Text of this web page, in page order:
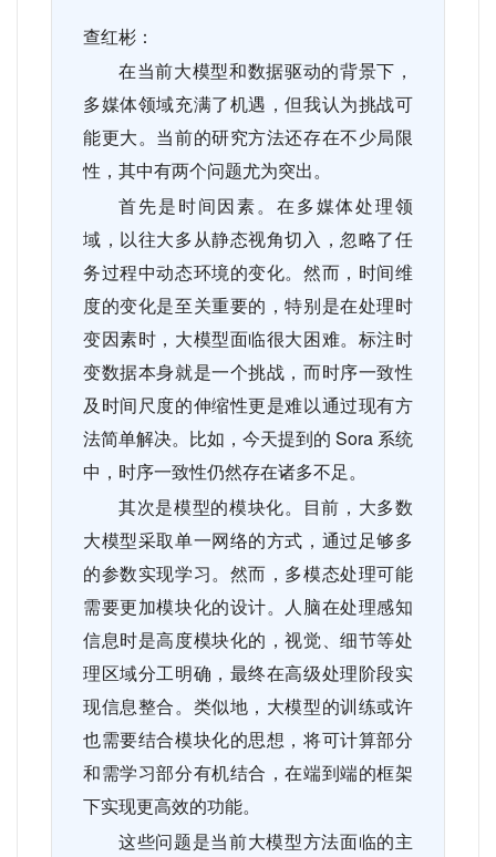
查红彬：
在当前大模型和数据驱动的背景下，
多媒体领域充满了机遇，但我认为挑战可
能更大。当前的研究方法还存在不少局限
性，其中有两个问题尤为突出。
首先是时间因素。在多媒体处理领
域，以往大多从静态视角切入，忽略了任
务过程中动态环境的变化。然而，时间维
度的变化是至关重要的，特别是在处理时
变因素时，大模型面临很大困难。标注时
变数据本身就是一个挑战，而时序一致性
及时间尺度的伸缩性更是难以通过现有方
法简单解决。比如，今天提到的 Sora 系统
中，时序一致性仍然存在诸多不足。
其次是模型的模块化。目前，大多数
大模型采取单一网络的方式，通过足够多
的参数实现学习。然而，多模态处理可能
需要更加模块化的设计。人脑在处理感知
信息时是高度模块化的，视觉、细节等处
理区域分工明确，最终在高级处理阶段实
现信息整合。类似地，大模型的训练或许
也需要结合模块化的思想，将可计算部分
和需学习部分有机结合，在端到端的框架
下实现更高效的功能。
这些问题是当前大模型方法面临的主